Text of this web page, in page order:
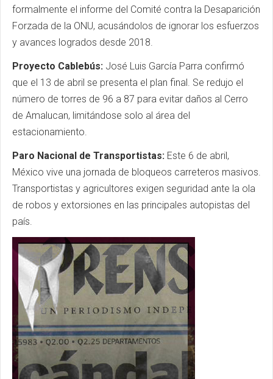
formalmente el informe del Comité contra la Desaparición
Forzada de la ONU, acusándolos de ignorar los esfuerzos
y avances logrados desde 2018.
Proyecto Cablebús: José Luis García Parra confirmó
que el 13 de abril se presenta el plan final. Se redujo el
número de torres de 96 a 87 para evitar daños al Cerro
de Amalucan, limitándose solo al área del
estacionamiento.
Paro Nacional de Transportistas: Este 6 de abril,
México vive una jornada de bloqueos carreteros masivos.
Transportistas y agricultores exigen seguridad ante la ola
de robos y extorsiones en las principales autopistas del
país.